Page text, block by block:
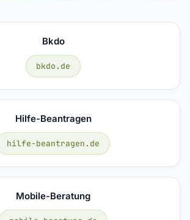
Bkdo
bkdo.de
Hilfe-Beantragen
hilfe-beantragen.de
Mobile-Beratung